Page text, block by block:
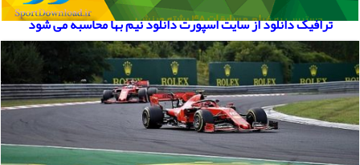
ترافیک دانلود از سایت اسپورت دانلود نیم بها محاسبه می شود